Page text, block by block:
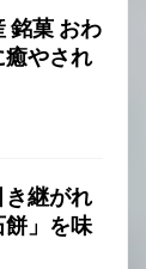
銘菓 おわ
癒やされ
き継がれ
餅」を味